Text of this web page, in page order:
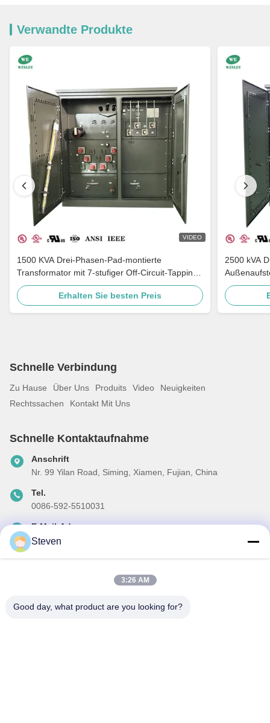
Verwandte Produkte
VIDEO
1500 KVA Drei-Phasen-Pad-montierte
Transformator mit 7-stufiger Off-Circuit-Tapping-
Multi-Volt-Anpassung und Erdung Porzellan-
Bushing
Erhalten Sie besten Preis
2500 kVA
C57
Schnelle Verbindung
Zu Hause Über Uns Produits Video
Neuigkeiten
Rechtssachen
Kontakt Mit Uns
Schnelle Kontaktaufnahme
Anschrift
Nr. 99 Yilan Road, Siming, Xiamen, Fujian, China
Tel.
0086-592-5510031
E-Mail-Adresse
steven@winley-electric.com
Abonnieren Sie unseren Newsletter für Rabatte und mehr.
Steven
3:26 AM
Good day, what product are you looking for?